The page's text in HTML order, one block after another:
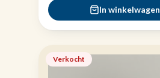
In winkelwagen
Verkocht